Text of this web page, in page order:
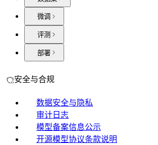
微调
评测
部署
安全与合规
数据安全与隐私
审计日志
模型备案信息公示
开源模型协议条款说明